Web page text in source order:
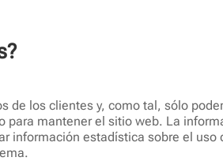
de los clientes y, como tal, sólo
para mantener el sitio web. La
información estadística sobre el